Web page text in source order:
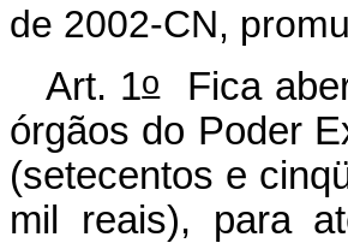
de 2002-CN,
Art. 1oFica
órgãos do Poder
(setecentos e
mil reais), para